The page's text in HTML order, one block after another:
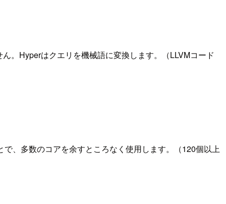
。Hyperはクエリを機械語に変換します。（LLVMコード
、多数のコアを余すところなく使用します。（120個以上